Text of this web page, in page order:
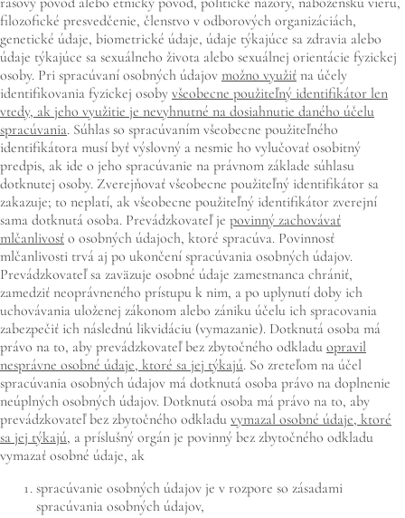
filozofické presvedčenie, členstvo v odborových organizáciách,
genetické údaje, biometrické údaje, údaje týkajúce sa zdravia alebo
údaje týkajúce sa sexuálneho života alebo sexuálnej orientácie fyzickej
osoby. Pri spracúvaní osobných údajov možno využiť na účely
identifikovania fyzickej osoby všeobecne použiteľný identifikátor len
vtedy, ak jeho využitie je nevyhnutné na dosiahnutie daného účelu
spracúvania. Súhlas so spracúvaním všeobecne použiteľného
identifikátora musí byť výslovný a nesmie ho vylučovať osobitný
predpis, ak ide o jeho spracúvanie na právnom základe súhlasu
dotknutej osoby. Zverejňovať všeobecne použiteľný identifikátor sa
zakazuje; to neplatí, ak všeobecne použiteľný identifikátor zverejní
sama dotknutá osoba. Prevádzkovateľ je povinný zachovávať
mlčanlivosť o osobných údajoch, ktoré spracúva. Povinnosť
mlčanlivosti trvá aj po ukončení spracúvania osobných údajov.
Prevádzkovateľ sa zaväzuje osobné údaje zamestnanca chrániť,
zamedziť neoprávneného prístupu k nim, a po uplynutí doby ich
uchovávania uloženej zákonom alebo zániku účelu ich spracovania
zabezpečiť ich následnú likvidáciu (vymazanie). Dotknutá osoba má
právo na to, aby prevádzkovateľ bez zbytočného odkladu opravil
nesprávne osobné údaje, ktoré sa jej týkajú. So zreteľom na účel
spracúvania osobných údajov má dotknutá osoba právo na doplnenie
neúplných osobných údajov. Dotknutá osoba má právo na to, aby
prevádzkovateľ bez zbytočného odkladu vymazal osobné údaje, ktoré
sa jej týkajú, a príslušný orgán je povinný bez zbytočného odkladu
vymazať osobné údaje, ak
spracúvanie osobných údajov je v rozpore so zásadami
spracúvania osobných údajov,